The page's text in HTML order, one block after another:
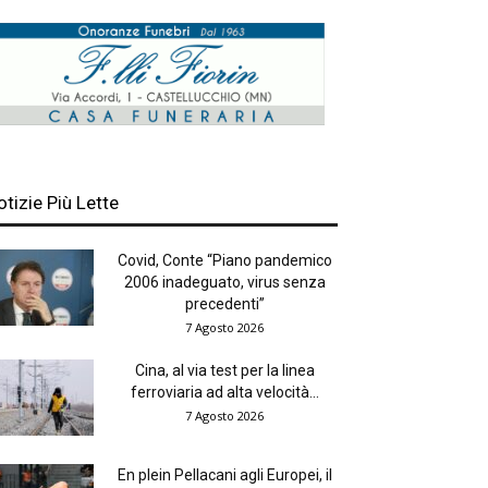
Più Lette
Covid, Conte “Piano pandemico
2006 inadeguato, virus senza
precedenti”
7 Agosto 2026
Cina, al via test per la linea
ferroviaria ad alta velocità...
7 Agosto 2026
En plein Pellacani agli Europei, il